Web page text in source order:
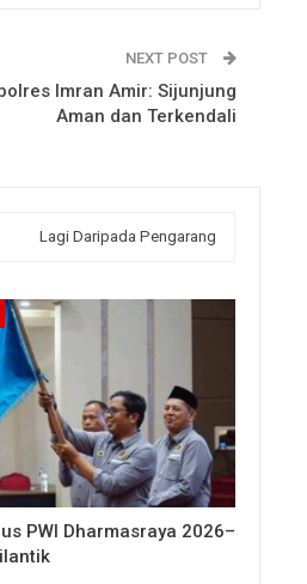
NEXT POST
Imran Amir: Sijunjung
Aman dan Terkendali
Lagi Daripada Pengarang
PWI Dharmasraya 2026–